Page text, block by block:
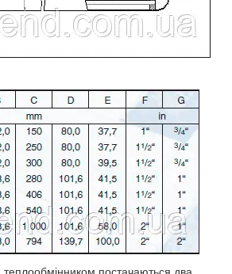
теплообмінником постачаються два